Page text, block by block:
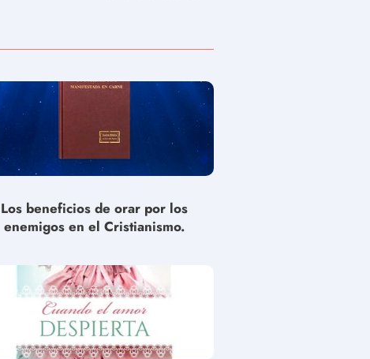
Los beneficios de orar por los
enemigos en el Cristianismo.